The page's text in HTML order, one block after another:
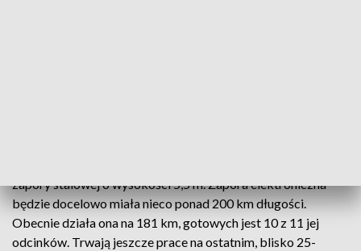
zapory stalowej o wysokości 5,5 m. Zapora elektroniczna
będzie docelowo miała nieco ponad 200 km długości.
Obecnie działa ona na 181 km, gotowych jest 10 z 11 jej
odcinków. Trwają jeszcze prace na ostatnim, blisko 25-